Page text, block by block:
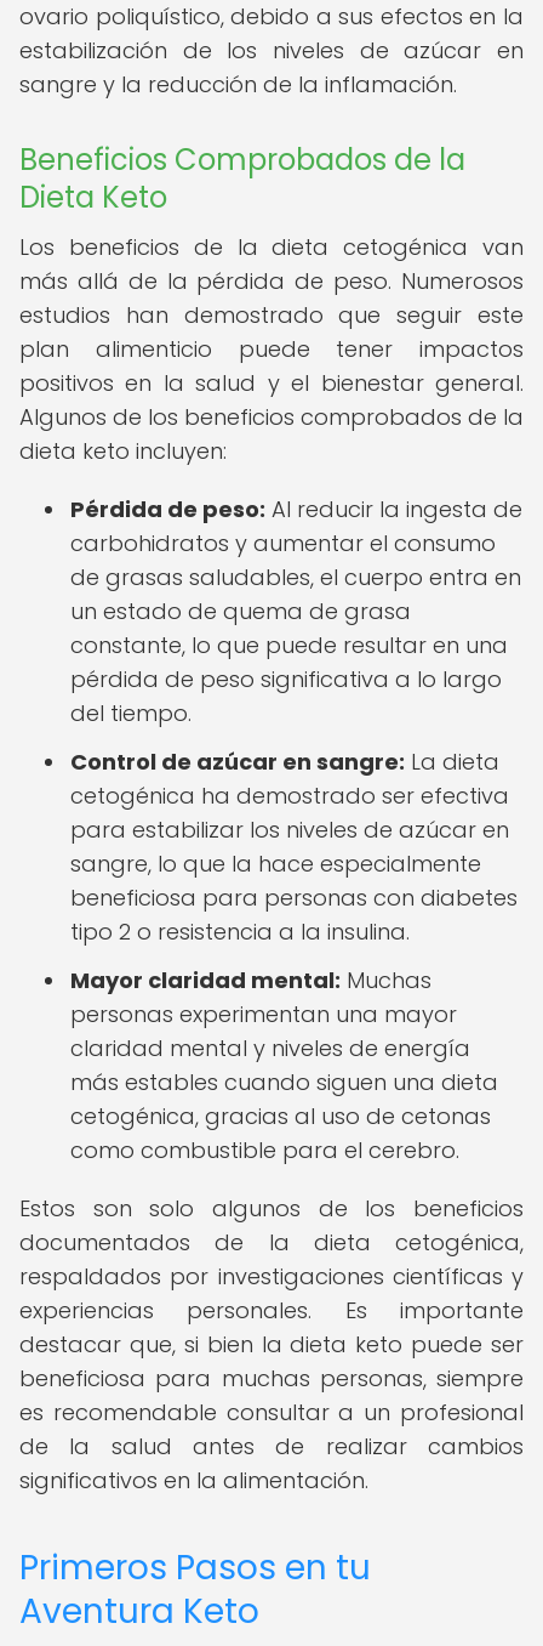
ovario poliquístico, debido a sus efectos en la
estabilización de los niveles de azúcar en
sangre y la reducción de la inflamación.
Beneficios Comprobados de la
Dieta Keto
Los beneficios de la dieta cetogénica van
más allá de la pérdida de peso. Numerosos
estudios han demostrado que seguir este
plan alimenticio puede tener impactos
positivos en la salud y el bienestar general.
Algunos de los beneficios comprobados de la
dieta keto incluyen:
Pérdida de peso: Al reducir la ingesta de
carbohidratos y aumentar el consumo
de grasas saludables, el cuerpo entra en
un estado de quema de grasa
constante, lo que puede resultar en una
pérdida de peso significativa a lo largo
del tiempo.
Control de azúcar en sangre: La dieta
cetogénica ha demostrado ser efectiva
para estabilizar los niveles de azúcar en
sangre, lo que la hace especialmente
beneficiosa para personas con diabetes
tipo 2 o resistencia a la insulina.
Mayor claridad mental: Muchas
personas experimentan una mayor
claridad mental y niveles de energía
más estables cuando siguen una dieta
cetogénica, gracias al uso de cetonas
como combustible para el cerebro.
Estos son solo algunos de los beneficios
documentados de la dieta cetogénica,
respaldados por investigaciones científicas y
experiencias personales. Es importante
destacar que, si bien la dieta keto puede ser
beneficiosa para muchas personas, siempre
es recomendable consultar a un profesional
de la salud antes de realizar cambios
significativos en la alimentación.
Primeros Pasos en tu
Aventura Keto